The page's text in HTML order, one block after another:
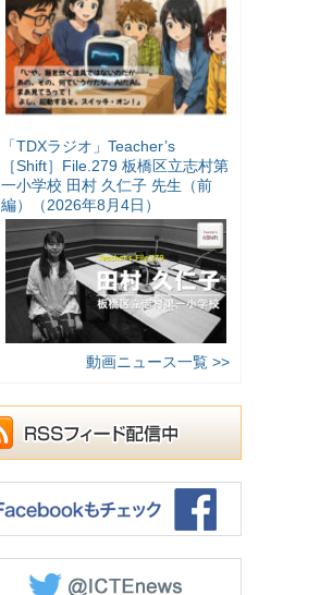
「TDXラジオ」Teacher’s
［Shift］File.279 板橋区立志村第
一小学校 田村 久仁子 先生（前
編）（2026年8月4日）
動画ニュース一覧 >>